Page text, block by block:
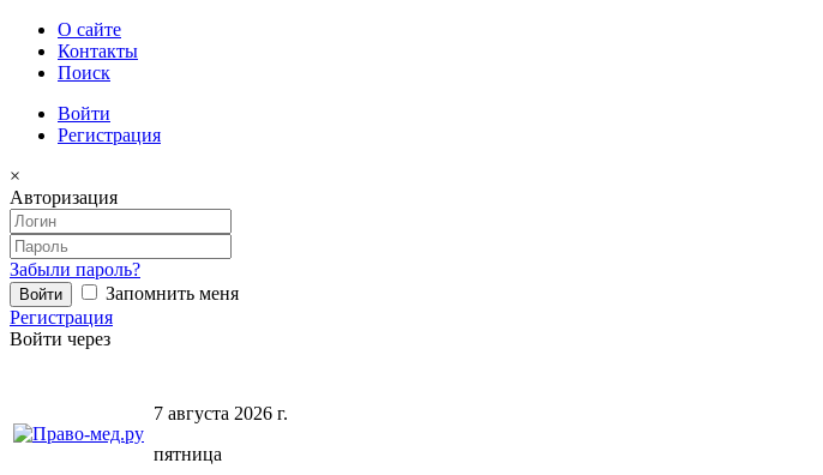
О сайте
Контакты
Поиск
Войти
Регистрация
×
Авторизация
Забыли пароль?
Запомнить меня
Регистрация
Войти через
7 августа 2026 г.
пятница